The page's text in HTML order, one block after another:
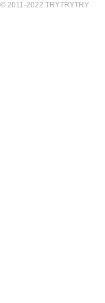
© 2011-2022 TRYTRYTRY